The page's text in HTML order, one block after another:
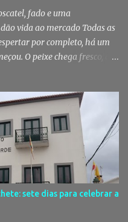
Social (CAES 2.0).
fado e uma
vida ao mercado Todas as
por completo, há um
O peixe chega fresco, os
cozer. Há 150 anos que esta
um espaço que
mercado: é um dos maiores
Mercado celebrou 150 anos
pela revista norte-
mercados de peixe do
Mercado do Livramento vale
internacional. O Mercado do
os 150 anos de existência
sete dias para celebrar a